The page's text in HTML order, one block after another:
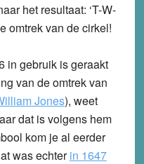
het resultaat: ‘T-W-
omtrek van de cirkel!
in gebruik is geraakt
van de omtrek van
Jones), weet
dat is volgens hem
kom je al eerder
was echterin 1647